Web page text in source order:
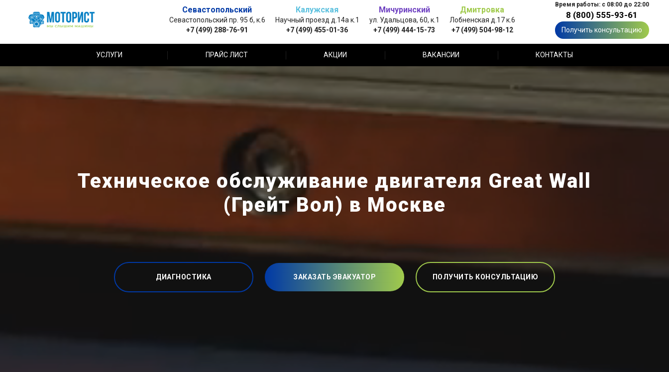
Севастопольский
Севастопольский пр. 95 б, к.6
+7 (499) 288-76-91
Калужская
Научный проезд д.14а к.1
+7 (499) 455-01-36
Мичуринский
ул. Удальцова, 60, к.1
+7 (499) 444-15-73
Дмитровка
Лобненская д.17 к.6
+7 (499) 504-98-12
Время работы: с 08:00 до 22:00
8 (800) 555-93-61
Получить консультацию
УСЛУГИ ПРАЙС ЛИСТ АКЦИИ ВАКАНСИИ КОНТАКТЫ
Техническое обслуживание двигателя Great Wall
(Грейт Вол) в Москве
ДИАГНОСТИКА ЗАКАЗАТЬ ЭВАКУАТОР ПОЛУЧИТЬ КОНСУЛЬТАЦИЮ